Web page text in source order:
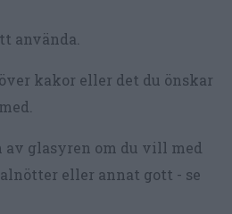
använda.
kakor eller det du önskar
av glasyren om du vill med
eller annat gott - se